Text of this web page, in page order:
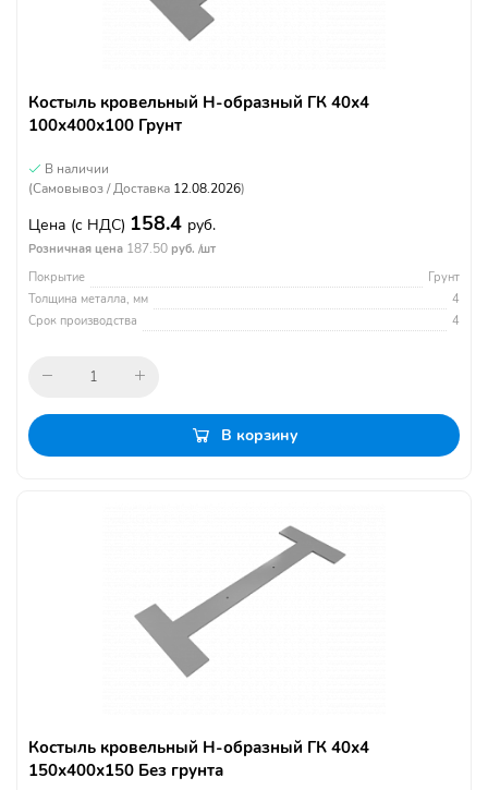
Костыль кровельный Н-образный ГК 40х4
100х400х100 Грунт
В наличии
(Самовывоз / Доставка 12.08.2026)
Цена (с НДС) 158.4 руб.
Розничная цена 187.50 руб. /шт
Покрытие
Грунт
Толщина металла, мм
4
Срок производства
4
В корзину
Костыль кровельный Н-образный ГК 40х4
150х400х150 Без грунта